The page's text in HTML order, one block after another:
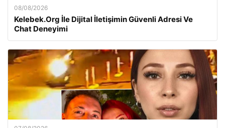
08/08/2026
Kelebek.Org İle Dijital İletişimin Güvenli Adresi Ve
Chat Deneyimi